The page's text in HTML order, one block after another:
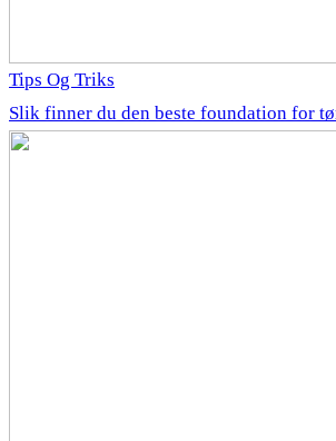
Tips Og Triks
Slik finner du den beste foundation for